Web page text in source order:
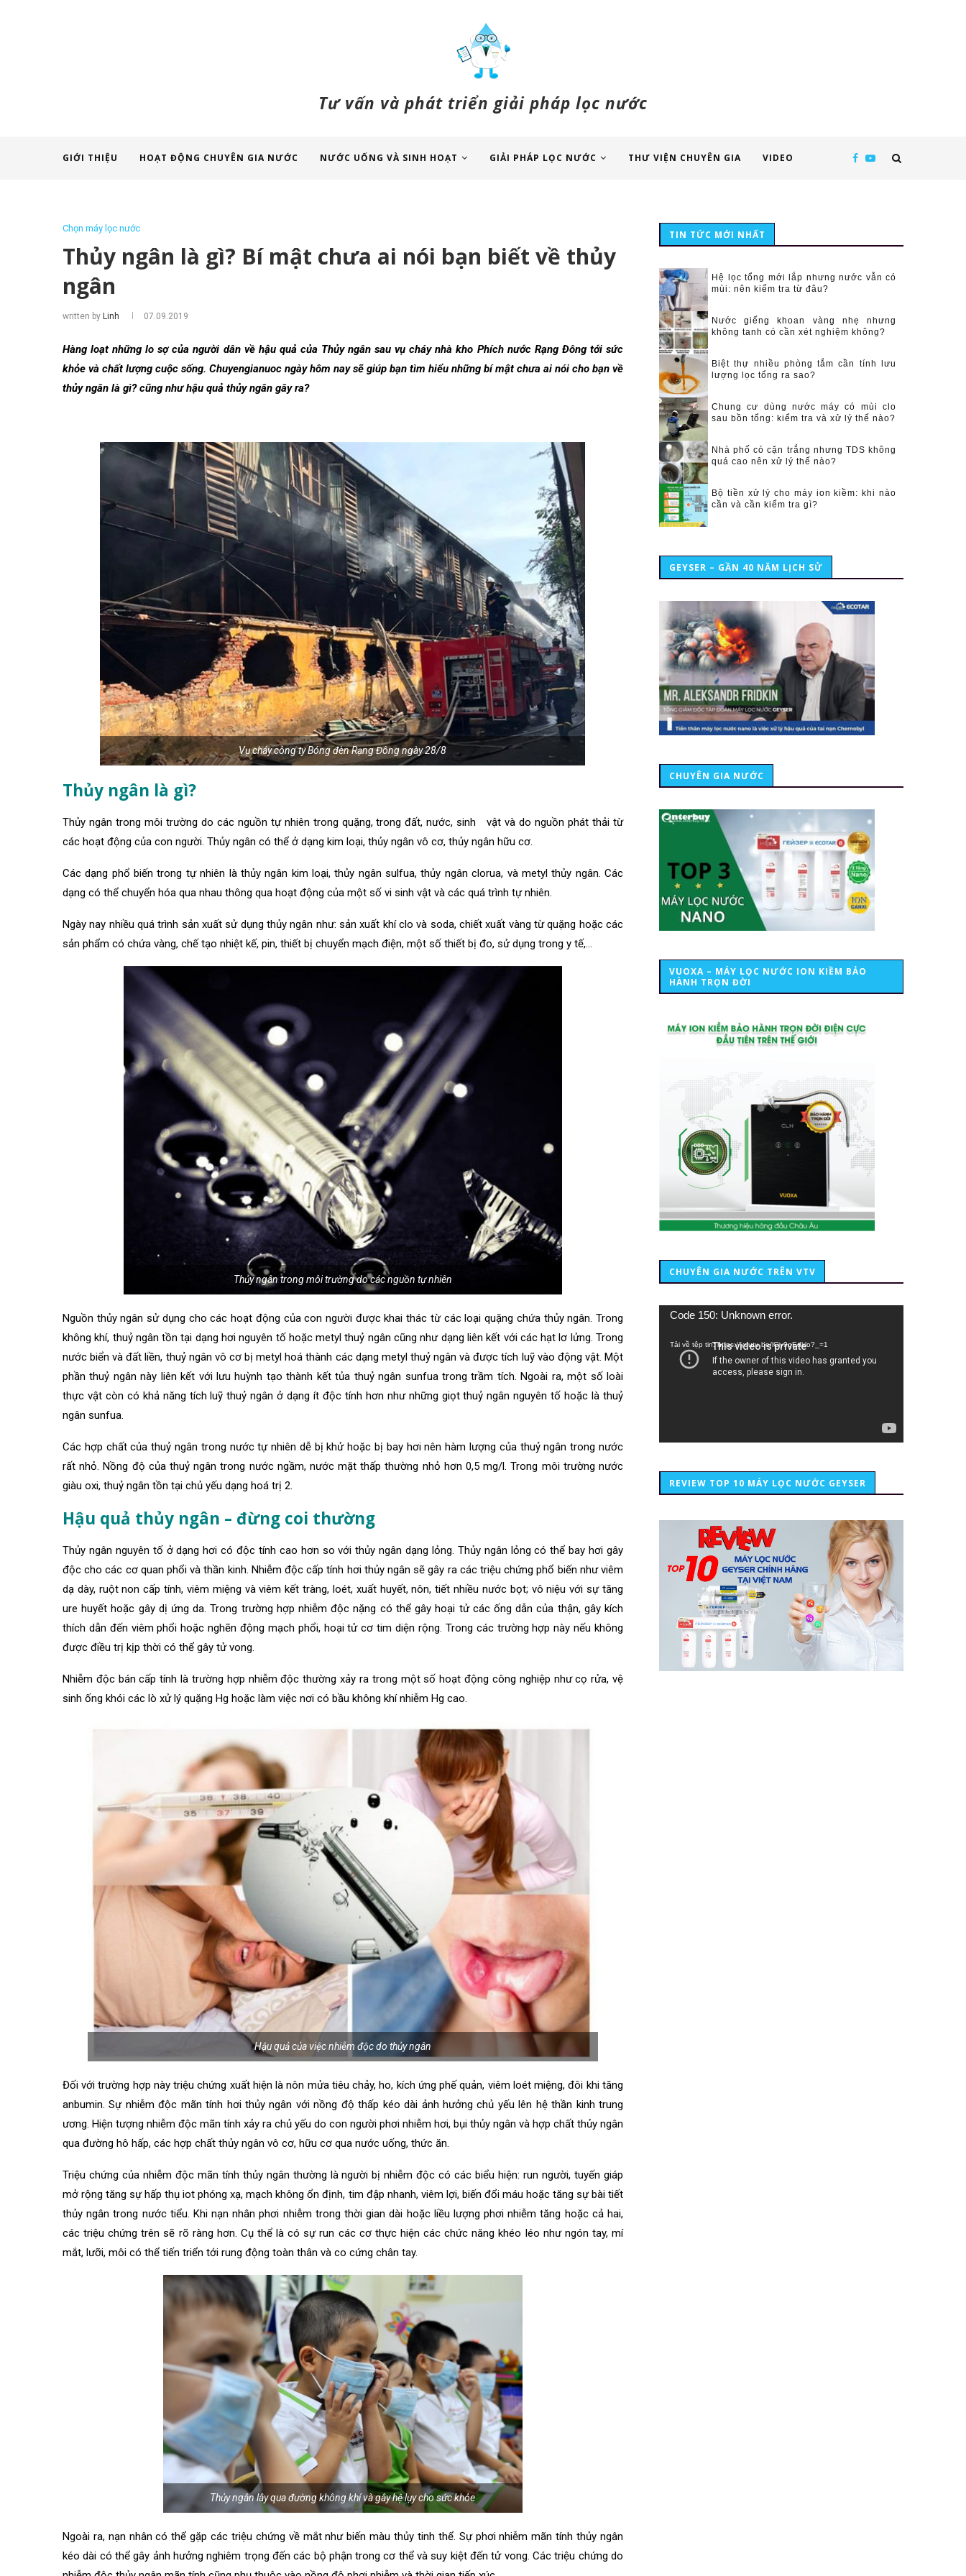
Tư vấn và phát triển giải pháp lọc nước
GIỚI THIỆU HOẠT ĐỘNG CHUYÊN GIA NƯỚC NƯỚC UỐNG VÀ SINH HOẠT GIẢI PHÁP LỌC NƯỚC THƯ VIỆN CHUYÊN GIA VIDEO
Chọn máy lọc nước
Thủy ngân là gì? Bí mật chưa ai nói bạn biết về thủy
ngân
written by Linh 07.09.2019
Hàng loạt những lo sợ của người dân về hậu quả của Thủy ngân sau vụ cháy nhà kho Phích nước Rạng Đông tới sức
khỏe và chất lượng cuộc sống. Chuyengianuoc ngày hôm nay sẽ giúp bạn tìm hiểu những bí mật chưa ai nói cho bạn về
thủy ngân là gì? cũng như hậu quả thủy ngân gây ra?
Vụ cháy công ty Bóng đèn Rạng Đông ngày 28/8
Thủy ngân là gì?
Thủy ngân trong môi trường do các nguồn tự nhiên trong quặng, trong đất, nước, sinh vật và do nguồn phát thải từ
các hoạt động của con người. Thủy ngân có thể ở dạng kim loại, thủy ngân vô cơ, thủy ngân hữu cơ.
Các dạng phổ biến trong tự nhiên là thủy ngân kim loại, thủy ngân sulfua, thủy ngân clorua, và metyl thủy ngân. Các
dạng có thể chuyển hóa qua nhau thông qua hoạt động của một số vi sinh vật và các quá trình tự nhiên.
Ngày nay nhiều quá trình sản xuất sử dụng thủy ngân như: sản xuất khí clo và soda, chiết xuất vàng từ quặng hoặc các
sản phẩm có chứa vàng, chế tạo nhiệt kế, pin, thiết bị chuyển mạch điện, một số thiết bị đo, sử dụng trong y tế,…
Thủy ngân trong môi trường do các nguồn tự nhiên
Nguồn thủy ngân sử dụng cho các hoạt động của con người được khai thác từ các loại quặng chứa thủy ngân. Trong
không khí, thuỷ ngân tồn tại dạng hơi nguyên tố hoặc metyl thuỷ ngân cũng như dạng liên kết với các hạt lơ lửng. Trong
nước biển và đất liền, thuỷ ngân vô cơ bị metyl hoá thành các dạng metyl thuỷ ngân và được tích luỹ vào động vật. Một
phần thuỷ ngân này liên kết với lưu huỳnh tạo thành kết tủa thuỷ ngân sunfua trong trầm tích. Ngoài ra, một số loài
thực vật còn có khả năng tích luỹ thuỷ ngân ở dạng ít độc tính hơn như những giọt thuỷ ngân nguyên tố hoặc là thuỷ
ngân sunfua.
Các hợp chất của thuỷ ngân trong nước tự nhiên dễ bị khử hoặc bị bay hơi nên hàm lượng của thuỷ ngân trong nước
rất nhỏ. Nồng độ của thuỷ ngân trong nước ngầm, nước mặt thấp thường nhỏ hơn 0,5 mg/l. Trong môi trường nước
giàu oxi, thuỷ ngân tồn tại chủ yếu dạng hoá trị 2.
Hậu quả thủy ngân – đừng coi thường
Thủy ngân nguyên tố ở dạng hơi có độc tính cao hơn so với thủy ngândạng lỏng. Thủy ngân lỏng có thể bay hơi gây
độc cho các cơ quan phổi và thần kinh. Nhiễm độc cấp tính hơi thủy ngân sẽ gây ra các triệu chứng phổ biến như viêm
dạ dày, ruột non cấp tính, viêm miệng và viêm kết tràng, loét, xuất huyết, nôn, tiết nhiều nước bọt; vô niệu với sự tăng
ure huyết hoặc gây dị ứng da. Trong trường hợp nhiễm độc nặng có thể gây hoại tử các ống dẫn của thận, gây kích
thích dẫn đến viêm phổi hoặc nghẽn động mạch phổi, hoại tử cơ tim diện rộng. Trong các trường hợp này nếu không
được điều trị kịp thời có thể gây tử vong.
Nhiễm độc bán cấp tính là trường hợp nhiễm độc thường xảy ra trong một số hoạt động công nghiệp như cọ rửa, vệ
sinh ống khói các lò xử lý quặng Hg hoặc làm việc nơi có bầu không khí nhiễm Hg cao.
Hậu quả của việc nhiễm độc do thủy ngân
Đối với trường hợp này triệu chứng xuất hiện là nôn mửa tiêu chảy, ho, kích ứng phế quản, viêm loét miệng, đôi khi tăng
anbumin. Sự nhiễm độc mãn tính hơi thủy ngân với nồng độ thấp kéo dài ảnh hưởng chủ yếu lên hệ thần kinh trung
ương. Hiện tượng nhiễm độc mãn tính xảy ra chủ yếu do con người phơi nhiễm hơi, bụi thủy ngân và hợp chất thủy ngân
qua đường hô hấp, các hợp chất thủy ngân vô cơ, hữu cơ qua nước uống, thức ăn.
Triệu chứng của nhiễm độc mãn tính thủy ngân thường là người bị nhiễm độc có các biểu hiện: run người, tuyến giáp
mở rộng tăng sự hấp thụ iot phóng xạ, mạch không ổn định, tim đập nhanh, viêm lợi, biến đổi máu hoặc tăng sự bài tiết
thủy ngân trong nước tiểu. Khi nạn nhân phơi nhiễm trong thời gian dài hoặc liều lượng phơi nhiễm tăng hoặc cả hai,
các triệu chứng trên sẽ rõ ràng hơn. Cụ thể là có sự run các cơ thực hiện các chức năng khéo léo như ngón tay, mí
mắt, lưỡi, môi có thể tiến triển tới rung động toàn thân và co cứng chân tay.
Thủy ngân lây qua đường không khí và gây hệ lụy cho sức khỏe
Ngoài ra, nạn nhân có thể gặp các triệu chứng về mắt như biến màu thủy tinh thể. Sự phơi nhiễm mãn tính thủy ngân
kéo dài có thể gây ảnh hưởng nghiêm trọng đến các bộ phận trong cơ thể và suy kiệt đến tử vong. Các triệu chứng do
TIN TỨC MỚI NHẤT
Hệ lọc tổng mới lắp nhưng nước vẫn có
mùi: nên kiểm tra từ đâu?
Nước giếng khoan vàng nhẹ nhưng
không tanh có cần xét nghiệm không?
Biệt thự nhiều phòng tắm cần tính lưu
lượng lọc tổng ra sao?
Chung cư dùng nước máy có mùi clo
sau bồn tổng: kiểm tra và xử lý thế nào?
Nhà phố có cặn trắng nhưng TDS không
quá cao nên xử lý thế nào?
Bộ tiền xử lý cho máy ion kiềm: khi nào
cần và cần kiểm tra gì?
GEYSER – GẦN 40 NĂM LỊCH SỬ
CHUYÊN GIA NƯỚC
VUOXA – MÁY LỌC NƯỚC ION KIỀM BẢO
HÀNH TRỌN ĐỜI
CHUYÊN GIA NƯỚC TRÊN VTV
Trình
Code 150: Unknown error.
Tải về tệp tin: https://youtu.be/lCiy9qEdklo?_=1
REVIEW TOP 10 MÁY LỌC NƯỚC GEYSER